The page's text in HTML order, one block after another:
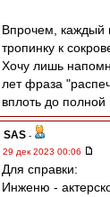
Впрочем, каждый
тропинку к
Хочу лишь
лет фраза
вплоть до полной
SAS -
29 дек 2023 00:06
Для справки:
Инженю -